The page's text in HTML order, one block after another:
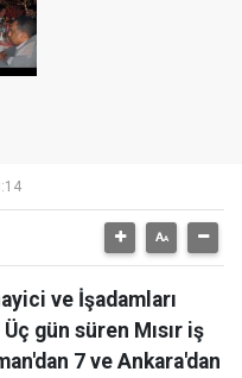
ve İşadamları
gün süren Mısır iş
7 ve Ankara'dan